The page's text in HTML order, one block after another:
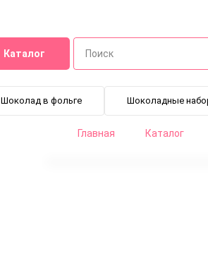
Каталог
Шоколад в фольге Шоколадные
Главная Каталог